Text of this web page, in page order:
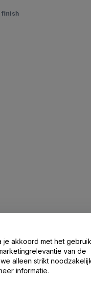
finish
Met Ons Op
je akkoord met het gebruik
van de
alleen strikt
informatie.